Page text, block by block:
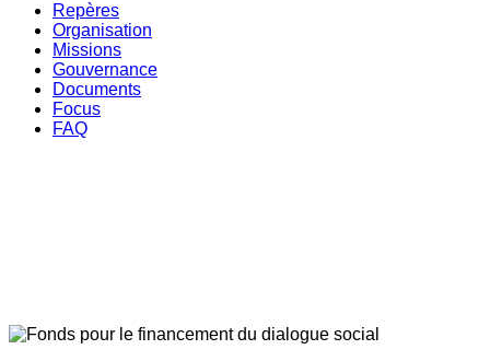
Repères
Organisation
Missions
Gouvernance
Documents
Focus
FAQ